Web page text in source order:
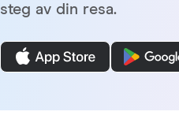
steg av din resa.